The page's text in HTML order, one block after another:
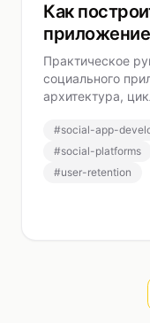
Как
Практическое
социального
архитектура,
#social-app-
#social-platforms
#user-retention